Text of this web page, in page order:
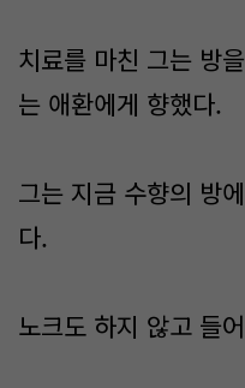
치료를 마친 그는 방
는 애환에게 향했다.
그는 지금 수향의 방
다.
노크도 하지 않고 들